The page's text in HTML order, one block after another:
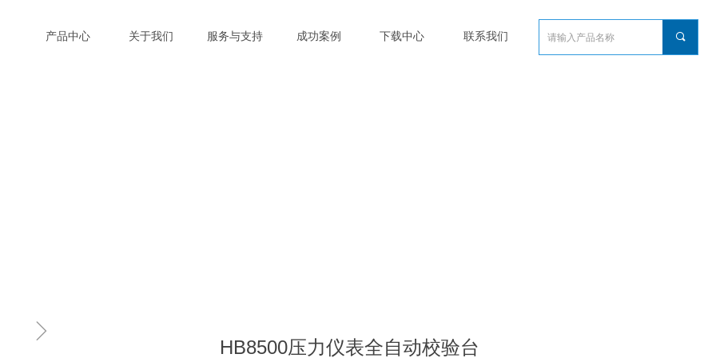
产品中心 关于我们 服务与支持 成功案例 下载中心 联系我们 끠
ꁇ HB8500压力仪表全自动校验台